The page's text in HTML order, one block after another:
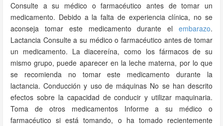
Consulte a su médico o farmacéutico antes de tomar un
medicamento. Debido a la falta de experiencia clínica, no se
aconseja tomar este medicamento durante el embarazo.
Lactancia Consulte a su médico o farmacéutico antes de tomar
un medicamento. La diacereína, como los fármacos de su
mismo grupo, puede aparecer en la leche materna, por lo que
se recomienda no tomar este medicamento durante la
lactancia. Conducción y uso de máquinas No se han descrito
efectos sobre la capacidad de conducir y utilizar maquinaria.
Toma de otros medicamentos Informe a su médico o
farmacéutico si está tomando, o ha tomado recientemente